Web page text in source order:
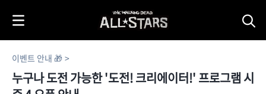
이벤트 안내 🎁
누구나 도전 가능한 '도전! 크리에이터!' 프로그램 시